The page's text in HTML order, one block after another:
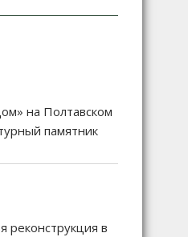
на Полтавском
памятник
реконструкция в